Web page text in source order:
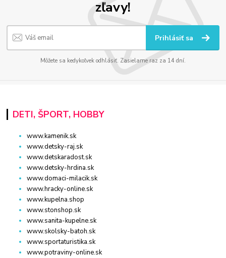
zľavy!
Prihlásiť sa
Môžete sa kedykoľvek odhlásiť. Zasielame raz za 14 dní.
DETI, ŠPORT, HOBBY
www.kamenik.sk
www.detsky-raj.sk
www.detskaradost.sk
www.detsky-hrdina.sk
www.domaci-milacik.sk
www.hracky-online.sk
www.kupelna.shop
www.stonshop.sk
www.sanita-kupelne.sk
www.skolsky-batoh.sk
www.sportaturistika.sk
www.potraviny-online.sk